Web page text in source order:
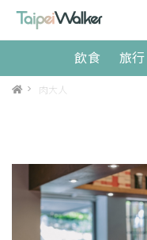
飲食 旅行
> 肉大人